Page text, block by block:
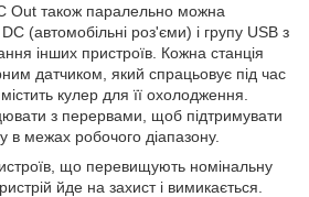
Out також паралельно можна
(автомобільні роз'єми) і групу USB з
інших пристроїв. Кожна станція
датчиком, який спрацьовує під час
кулер для її охолодження.
з перервами, щоб підтримувати
в межах робочого діапазону.
що перевищують номінальну
йде на захист і вимикається.